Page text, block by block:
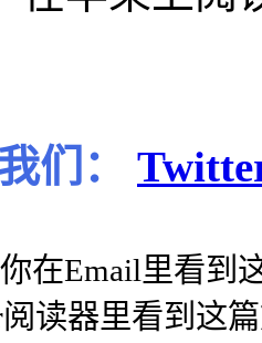
们：
在Email里看到
阅读器里看到这